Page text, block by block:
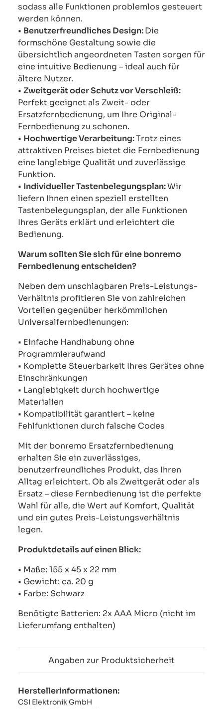
sodass alle Funktionen problemlos gesteuert
werden können.
• Benutzerfreundliches Design:Die
formschöne Gestaltung sowie die
übersichtlich angeordneten Tasten sorgen für
eine intuitive Bedienung – ideal auch für
ältere Nutzer.
• Zweitgerät oder Schutz vor Verschleiß:
Perfekt geeignet als Zweit- oder
Ersatzfernbedienung, um Ihre Original-
Fernbedienung zu schonen.
• Hochwertige Verarbeitung:Trotz eines
attraktiven Preises bietet die Fernbedienung
eine langlebige Qualität und zuverlässige
Funktion.
• Individueller Tastenbelegungsplan:Wir
liefern Ihnen einen speziell erstellten
Tastenbelegungsplan, der alle Funktionen
Ihres Geräts erklärt und erleichtert die
Bedienung.
Warum sollten Sie sich für eine bonremo
Fernbedienung entscheiden?
Neben dem unschlagbaren Preis-Leistungs-
Verhältnis profitieren Sie von zahlreichen
Vorteilen gegenüber herkömmlichen
Universalfernbedienungen:
• Einfache Handhabung ohne
Programmieraufwand
• Komplette Steuerbarkeit Ihres Gerätes ohne
Einschränkungen
• Langlebigkeit durch hochwertige
Materialien
• Kompatibilität garantiert – keine
Fehlfunktionen durch falsche Codes
Mit der bonremo Ersatzfernbedienung
erhalten Sie ein zuverlässiges,
benutzerfreundliches Produkt, das Ihren
Alltag erleichtert. Ob als Zweitgerät oder als
Ersatz – diese Fernbedienung ist die perfekte
Wahl für alle, die Wert auf Komfort, Qualität
und ein gutes Preis-Leistungsverhältnis
legen.
Produktdetails auf einen Blick:
• Maße: 155 x 45 x 22 mm
• Gewicht: ca. 20 g
• Farbe: Schwarz
Benötigte Batterien: 2x AAA Micro (nicht im
Lieferumfang enthalten)
Angaben zur Produktsicherheit
Herstellerinformationen:
CSI Elektronik GmbH